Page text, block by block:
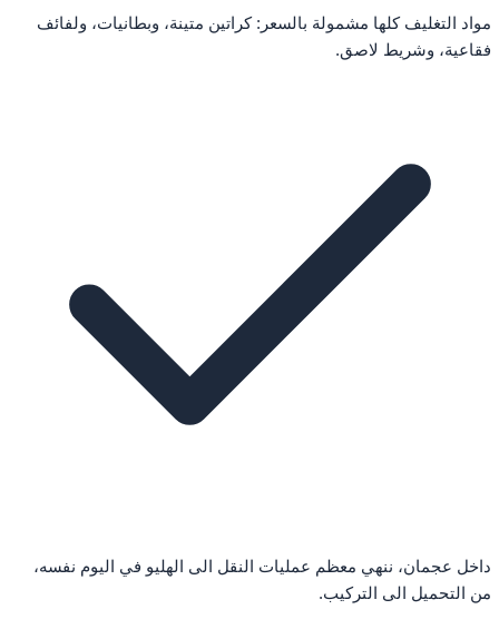
مواد التغليف كلها مشمولة بالسعر: كراتين متينة، وبطانيات، ولفائف
فقاعية، وشريط لاصق.
داخل عجمان، ننهي معظم عمليات النقل الى الهليو في اليوم نفسه،
من التحميل الى التركيب.